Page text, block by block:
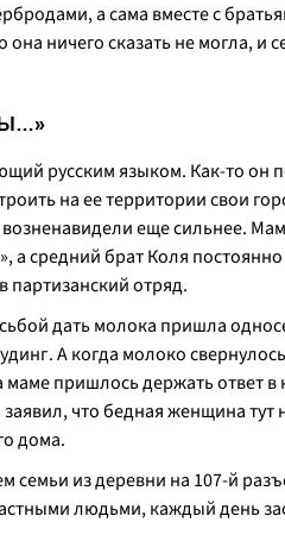
а сама вместе с
ничего сказать не могла, и
русским языком. Как-то он
на ее территории свои
еще сильнее.
а средний брат Коля
партизанский отряд.
дать молока пришла
А когда молоко
пришлось держать ответ в
что бедная женщина тут
дома.
из деревни на 107-й
людьми, каждый день